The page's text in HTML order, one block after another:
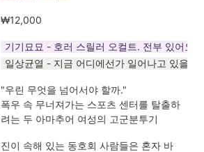
₩12,000
기기묘묘 - 호러 스릴러 오컬트. 전부 있어요
일상균열 - 지금 어디에선가 일어나고 있을지
"우린 무엇을 넘어서야 할까."
폭우 속 무너져가는 스포츠 센터를 탈출하
려는 두 아마추어 여성의 고군분투기
진이 속해 있는 동호회 사람들은 혼자 바